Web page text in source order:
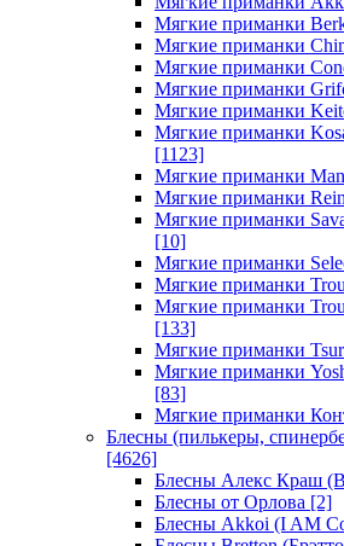
Мягкие приманки
Мягкие приманки
Мягкие приманки
Мягкие приманки
Мягкие приманки
Мягкие приманки
[1123]
Мягкие приманки
Мягкие приманки
Мягкие приманки
[10]
Мягкие приманки
Мягкие приманки
Мягкие приманки
[133]
Мягкие приманки
Мягкие приманки
[83]
Мягкие приманки
Блесны (пилькеры,
[4626]
Блесны Алекс Краш
Блесны от Орлова [2]
Блесны Akkoi (I AM